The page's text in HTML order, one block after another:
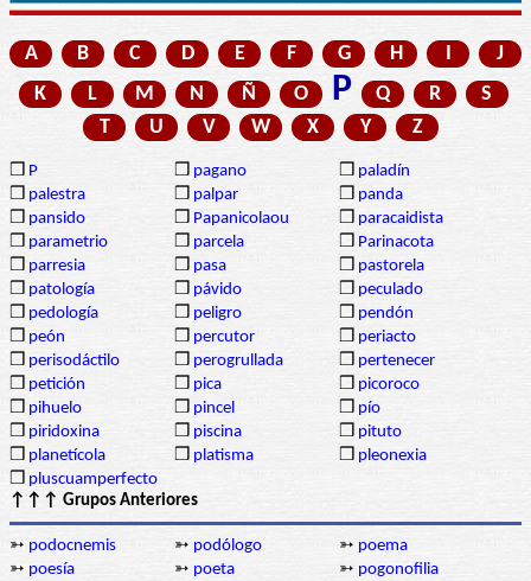
A B C D E F G H I
J
K
L M N Ñ O P Q R
S
T
U V W X Y Z
❒ P ❒ pagano ❒ paladín
❒ palestra ❒ palpar ❒ panda
❒ pansido ❒ Papanicolaou ❒ paracaidista
❒ parametrio ❒ parcela ❒ Parinacota
❒ parresia ❒ pasa ❒ pastorela
❒ patología ❒ pávido ❒ peculado
❒ pedología ❒ peligro ❒ pendón
❒ peón ❒ percutor ❒ periacto
❒ perisodáctilo ❒ perogrullada ❒ pertenecer
❒ petición ❒ pica ❒ picoroco
❒ pihuelo ❒ pincel ❒ pío
❒ piridoxina ❒ piscina ❒ pituto
❒ planetícola ❒ platisma ❒ pleonexia
❒ pluscuamperfecto
↑↑↑ Grupos Anteriores
➳ podocnemis ➳ podólogo ➳ poema
➳ poesía ➳ poeta ➳ pogonofilia